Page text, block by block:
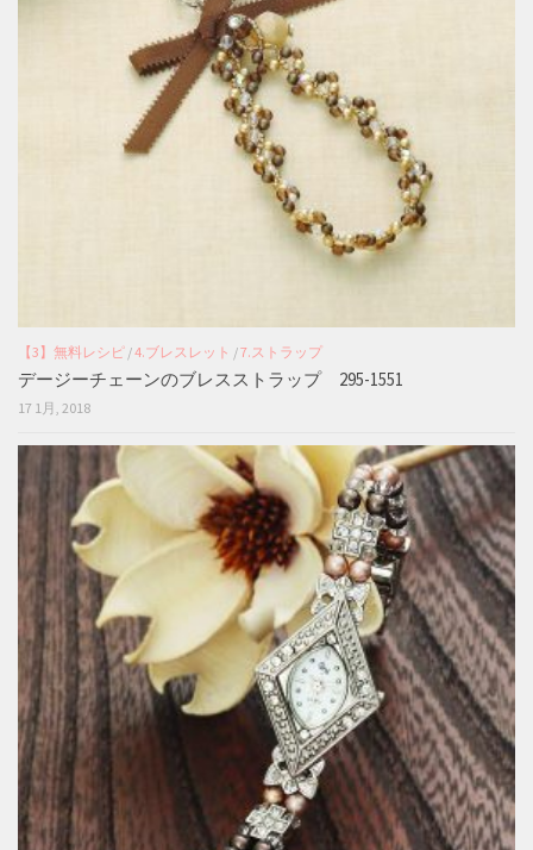
【3】無料レシピ /4.ブレスレット /7.ストラップ
デージーチェーンのブレスストラップ 295-1551
17 1月, 2018